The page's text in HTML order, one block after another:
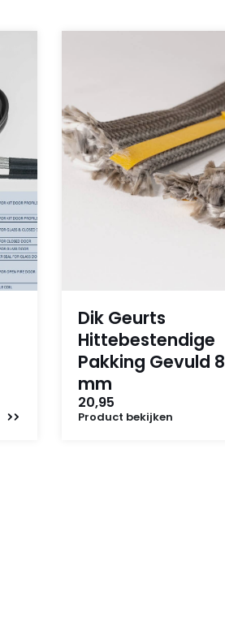
Dik Geurts
Hittebestendige
Pakking Gevuld 8
mm
20,95
Product bekijken